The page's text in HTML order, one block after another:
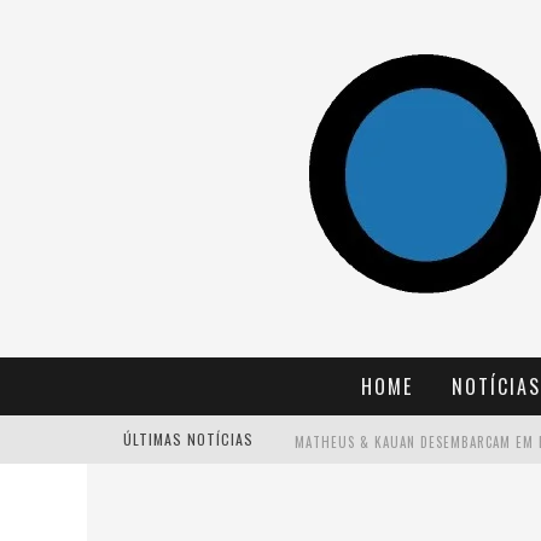
HOME NOTÍCIAS
ÚLTIMAS NOTÍCIAS